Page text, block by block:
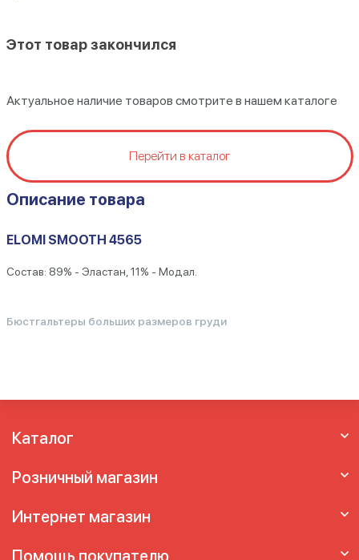
Этот товар закончился
Актуальное наличие товаров смотрите в нашем каталоге
Перейти в каталог
Описание товара
ELOMI SMOOTH 4565
Состав: 89% - Эластан, 11% - Модал.
Бюстгальтеры больших размеров груди
Каталог
Розничный магазин
Интернет магазин
Помощь покупателю